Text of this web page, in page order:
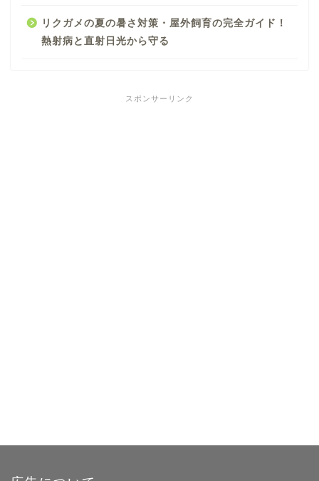
リクガメの夏の暑さ対策・屋外飼育の完全ガイド！
熱射病と直射日光から守る
スポンサーリンク